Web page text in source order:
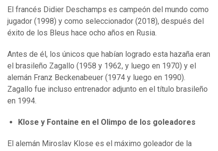
El francés Didier Deschamps es campeón del mundo como
jugador (1998) y como seleccionador (2018), después del
éxito de los Bleus hace ocho años en Rusia.
Antes de él, los únicos que habían logrado esta hazaña eran
el brasileño Zagallo (1958 y 1962, y luego en 1970) y el
alemán Franz Beckenabeuer (1974 y luego en 1990).
Zagallo fue incluso entrenador adjunto en el título brasileño
en 1994.
Klose y Fontaine en el Olimpo de los goleadores
El alemán Miroslav Klose es el máximo goleador de la